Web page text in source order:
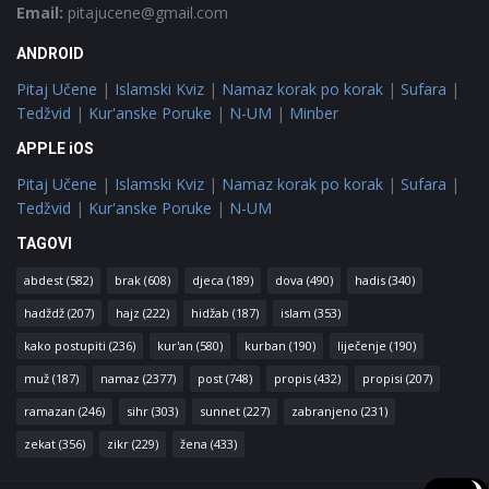
Email: pitajucene@gmail.com
ANDROID
Pitaj Učene | Islamski Kviz | Namaz korak po korak | Sufara |
Tedžvid | Kur'anske Poruke | N-UM | Minber
APPLE iOS
Pitaj Učene | Islamski Kviz | Namaz korak po korak | Sufara |
Tedžvid | Kur'anske Poruke | N-UM
TAGOVI
abdest (582) brak (608) djeca (189) dova (490) hadis (340)
hadždž (207) hajz (222) hidžab (187) islam (353)
kako postupiti (236) kur'an (580) kurban (190) liječenje (190)
muž (187) namaz (2377) post (748) propis (432) propisi (207)
ramazan (246) sihr (303) sunnet (227) zabranjeno (231)
zekat (356) zikr (229) žena (433)